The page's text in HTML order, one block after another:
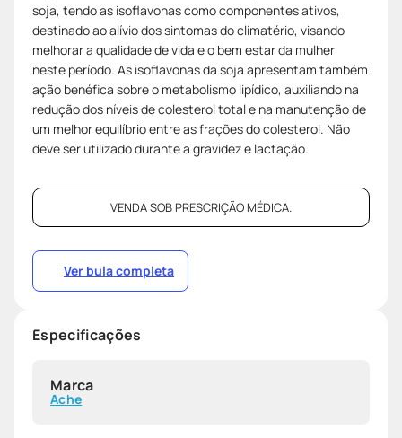
soja, tendo as isoflavonas como componentes ativos,
destinado ao alívio dos sintomas do climatério, visando
melhorar a qualidade de vida e o bem estar da mulher
neste período. As isoflavonas da soja apresentam também
ação benéfica sobre o metabolismo lipídico, auxiliando na
redução dos níveis de colesterol total e na manutenção de
um melhor equilíbrio entre as frações do colesterol. Não
deve ser utilizado durante a gravidez e lactação.
VENDA SOB PRESCRIÇÃO MÉDICA.
Ver bula completa
Especificações
Marca
Ache